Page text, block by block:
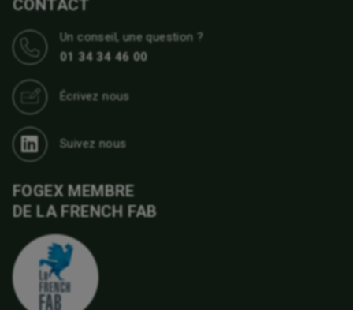
CONTACT
Un conseil, une question ?
01 34 34 46 00
Écrivez nous
Suivez nous
FOGEX MEMBRE
DE LA FRENCH FAB